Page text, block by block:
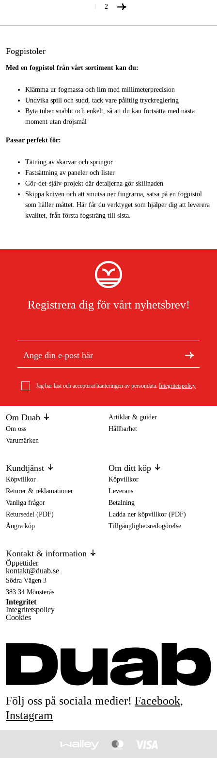
2
Fogpistoler
Med en fogpistol från vårt sortiment kan du:
Klämma ur fogmassa och lim med millimeterprecision
Undvika spill och sudd, tack vare pålitlig tryckreglering
Byta tuber snabbt och enkelt, så att du kan fortsätta med nästa
moment utan dröjsmål
Passar perfekt för:
Tätning av skarvar och springor
Fastsättning av paneler och lister
Gör-det-själv-projekt där detaljerna gör skillnaden
Skippa kniven och att smutsa ner fingrarna, satsa på en fogpistol
som håller måttet. Här får du verktyget som hjälper dig att leverera
kvalitet, från första fogsträng till sista.
Registrera dig för vårt nyhetsbrev!
Jag har läst och accepterat hanteringen av persondata. Integritetspolicy
Om Duab
Om oss
Varumärken
Artiklar & guider
Hållbarhet
Kundtjänst
Köpvillkor
Returer & reklamationer
Vanliga frågor
Retursedel (PDF)
Ångra köp
Om ditt köp
Köpvillkor
Leverans
Betalning
Ladda ner köpvillkor (PDF)
Tillgänglighetsredogörelse
Kontakt & information
Öppettider
kontakt@duab.se
Södra Vägen 3
383 34 Mönsterås
Integritet
Integritetspolicy
Cookies
Följ oss på sociala medier! Facebook,
Instagram